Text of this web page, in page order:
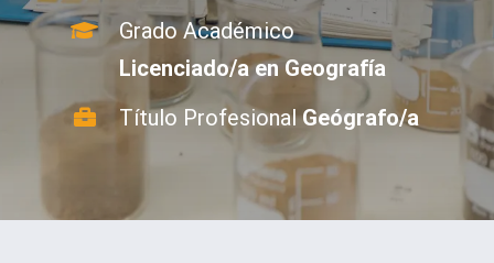
Grado Académico
Licenciado/a en Geografía
Título ProfesionalGeógrafo/a